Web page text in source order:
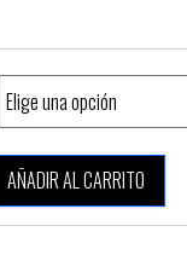
SMB 105X10 cantidad
AÑADIR AL CARRITO